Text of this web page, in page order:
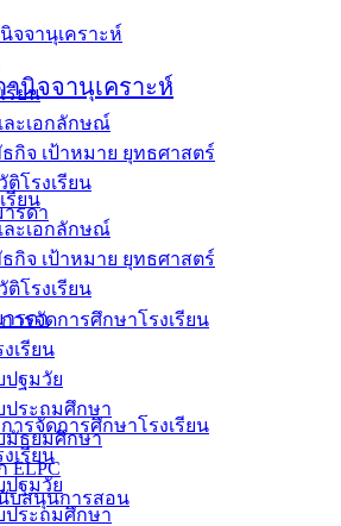
านิจจานุเคราะห์
รียน
ะเอกลักษณ์
กิจ เป้าหมาย ยุทธศาสตร์
ติโรงเรียน
รดา
ารจัดการศึกษาโรงเรียน
เรียน
ปฐมวัย
ประถมศึกษา
รียน
ะเอกลักษณ์
กิจ เป้าหมาย ยุทธศาสตร์
ติโรงเรียน
รดา
รจัดการศึกษาโรงเรียน
เรียน
ปฐมวัย
ประถมศึกษา
มัธยมศึกษา
ELPC
บสนุนการสอน